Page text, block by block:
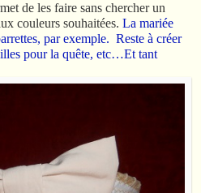
de les faire sans chercher un
couleurs souhaitées. La mariée
par exemple. Reste à créer
pour la quête, etc…Et tant